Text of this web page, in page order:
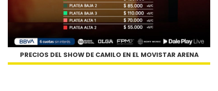
PRECIOS DEL SHOW DE CAMILO EN EL MOVISTAR ARENA